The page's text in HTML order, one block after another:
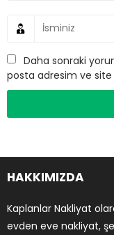
Daha sonraki
posta adresim ve site
HAKKIMIZDA
Kaplanlar Nakliyat
evden eve nakliyat,